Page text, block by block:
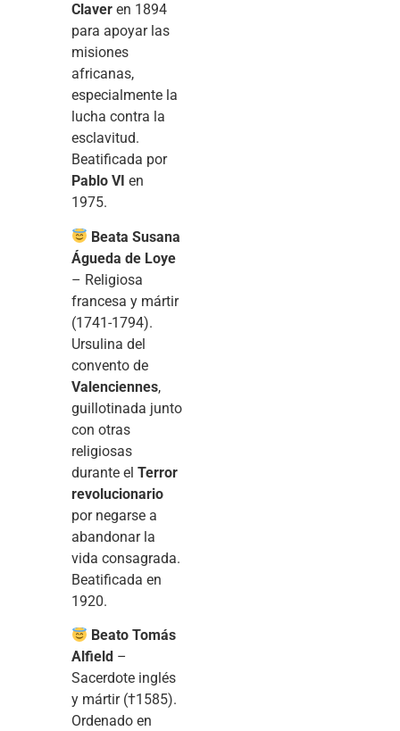
Claver en 1894
para apoyar las
misiones
africanas,
especialmente la
lucha contra la
esclavitud.
Beatificada por
Pablo VI en
1975.
Beata Susana
Águeda de Loye
– Religiosa
francesa y mártir
(1741-1794).
Ursulina del
convento de
Valenciennes,
guillotinada junto
con otras
religiosas
durante el Terror
revolucionario
por negarse a
abandonar la
vida consagrada.
Beatificada en
1920.
Beato Tomás
Alfield –
Sacerdote inglés
y mártir (†1585).
Ordenado en